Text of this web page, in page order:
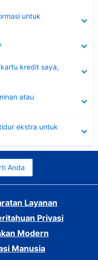
untuk
kredit saya,
atau
ekstra untuk
Anda
Layanan
Privasi
Modern
Manusia